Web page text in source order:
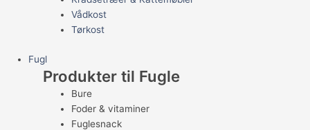
Vådkost
Tørkost
Fugl
Produkter til Fugle
Bure
Foder & vitaminer
Fuglesnack